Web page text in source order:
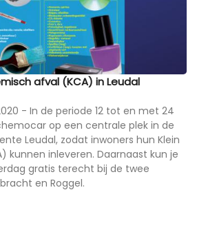
afval (KCA) in Leudal
- In de periode 12 tot en met 24
op een centrale plek in de
Leudal, zodat inwoners hun Klein
kunnen inleveren. Daarnaast kun je
gratis terecht bij de twee
en Roggel.